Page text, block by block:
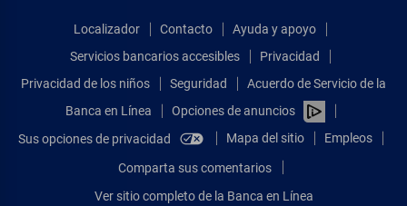
Localizador Contacto
Ayuda y apoyo
Servicios bancarios accesibles
Privacidad
Privacidad de los niños
Seguridad
Acuerdo de Servicio de la
Banca en Línea
Opciones de anuncios
Sus opciones de privacidad
Mapa del sitio Empleos
Comparta sus comentarios
Ver sitio completo de la Banca en Línea